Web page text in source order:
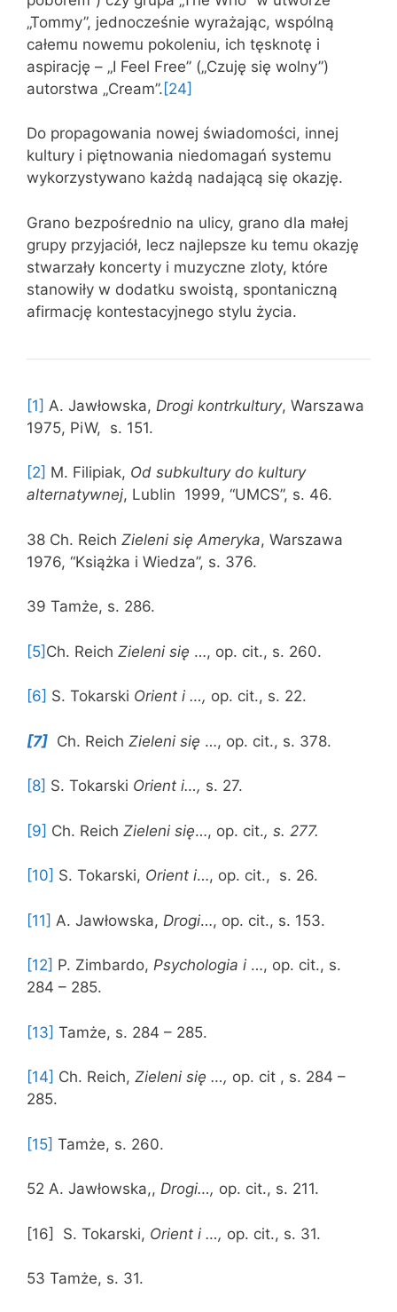
„Tommy”, jednocześnie wyrażając, wspólną
całemu nowemu pokoleniu, ich tęsknotę i
aspirację – „I Feel Free” („Czuję się wolny”)
autorstwa „Cream”. [24]
Do propagowania nowej świadomości, innej
kultury i piętnowania niedomagań systemu
wykorzystywano każdą nadającą się okazję.
Grano bezpośrednio na ulicy, grano dla małej
grupy przyjaciół, lecz najlepsze ku temu okazję
stwarzały koncerty i muzyczne zloty, które
stanowiły w dodatku swoistą, spontaniczną
afirmację kontestacyjnego stylu życia.
[1] A. Jawłowska, Drogi kontrkultury, Warszawa
1975, PiW, s. 151.
[2] M. Filipiak, Od subkultury do kultury
alternatywnej, Lublin 1999, “UMCS”, s. 46.
38 Ch. Reich Zieleni się Ameryka, Warszawa
1976, “Książka i Wiedza”, s. 376.
39 Tamże, s. 286.
[5] Ch. Reich Zieleni się …, op. cit., s. 260.
[6] S. Tokarski Orient i …, op. cit., s. 22.
[7] Ch. Reich Zieleni się …, op. cit., s. 378.
[8] S. Tokarski Orient i…, s. 27.
[9] Ch. Reich Zieleni się…, op. cit., s. 277.
[10] S. Tokarski, Orient i…, op. cit., s. 26.
[11] A. Jawłowska, Drogi…, op. cit., s. 153.
[12] P. Zimbardo, Psychologia i …, op. cit., s.
284 – 285.
[13] Tamże, s. 284 – 285.
[14] Ch. Reich, Zieleni się …, op. cit , s. 284 –
285.
[15] Tamże, s. 260.
52 A. Jawłowska,, Drogi…, op. cit., s. 211.
[16] S. Tokarski, Orient i …, op. cit., s. 31.
53 Tamże, s. 31.